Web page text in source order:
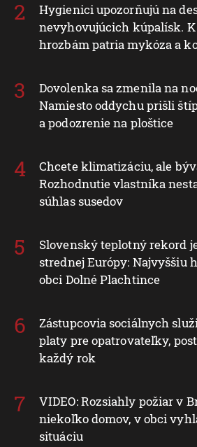
Hygienici upozorňujú na
nevyhovujúcich kúpalísk.
hrozbám patria mykóza a
Dovolenka sa zmenila na
Namiesto oddychu prišli
a podozrenie na ploštice
Chcete klimatizáciu, ale
Rozhodnutie vlastníka
súhlas susedov
Slovenský teplotný rekord
strednej Európy: Najvyššiu
obci Dolné Plachtince
Zástupcovia sociálnych
platy pre opatrovateľky,
každý rok
VIDEO: Rozsiahly požiar v
niekoľko domov, v obci
situáciu